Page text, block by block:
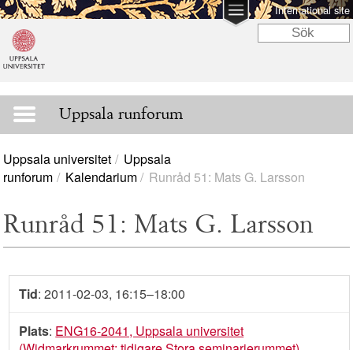
International site
Uppsala runforum
Uppsala universitet
Uppsala
runforum
Kalendarium Runråd 51: Mats G. Larsson
Runråd 51: Mats G. Larsson
Tid: 2011-02-03, 16:15–18:00
Plats: ENG16-2041, Uppsala universitet